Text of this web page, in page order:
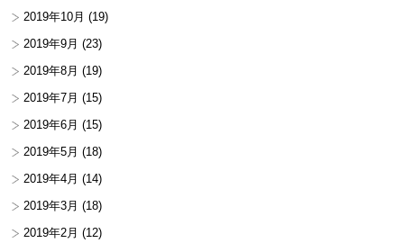
2019年10月 (19)
2019年9月 (23)
2019年8月 (19)
2019年7月 (15)
2019年6月 (15)
2019年5月 (18)
2019年4月 (14)
2019年3月 (18)
2019年2月 (12)